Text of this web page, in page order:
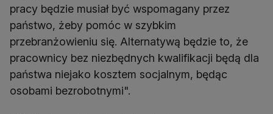
pracy będzie musiał być wspomagany przez
państwo, żeby pomóc w szybkim
przebranżowieniu się. Alternatywą będzie to, że
pracownicy bez niezbędnych kwalifikacji będą dla
państwa niejako kosztem socjalnym, będąc
osobami bezrobotnymi".